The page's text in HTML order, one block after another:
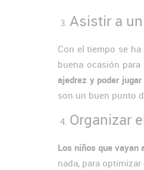
Asistir a
Con el tiempo se
buena ocasión
ajedrez y poder
son un buen punto
Organizar
Los niños que vayan
nada, para